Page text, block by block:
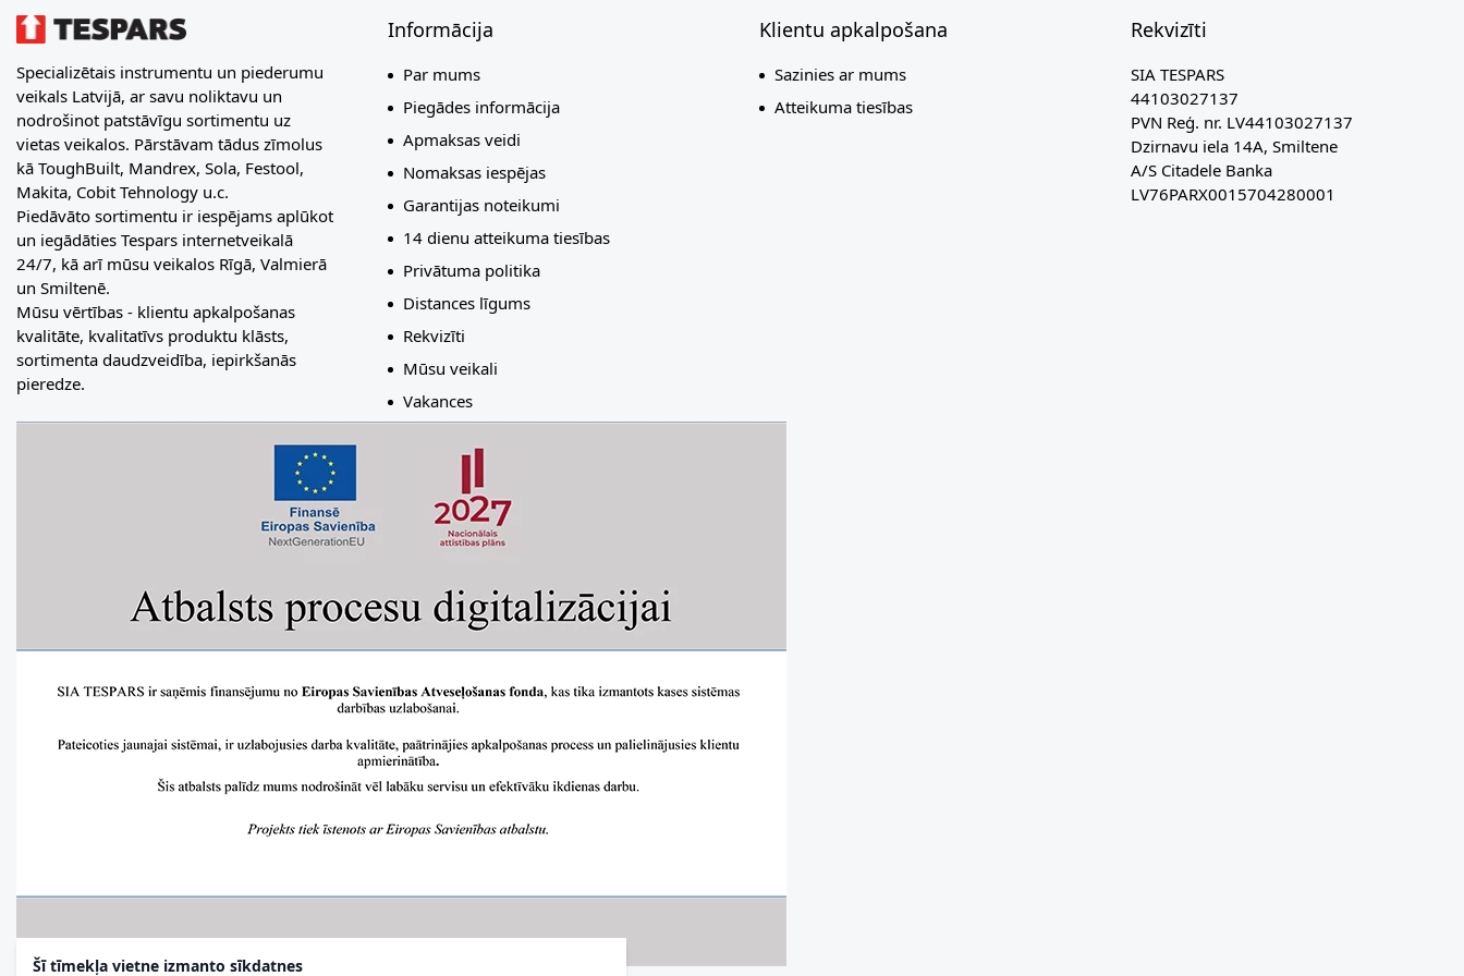
Šī tīmekļa vietne izmanto sīkdatnes
Specializētais instrumentu un piederumu
veikals Latvijā, ar savu noliktavu un
nodrošinot patstāvīgu sortimentu uz
vietas veikalos. Pārstāvam tādus zīmolus
kā ToughBuilt, Mandrex, Sola, Festool,
Makita, Cobit Tehnology u.c.
Piedāvāto sortimentu ir iespējams aplūkot
un iegādāties Tespars internetveikalā
24/7, kā arī mūsu veikalos Rīgā, Valmierā
un Smiltenē.
Mūsu vērtības - klientu apkalpošanas
kvalitāte, kvalitatīvs produktu klāsts,
sortimenta daudzveidība, iepirkšanās
pieredze.
Informācija
Par mums
Piegādes informācija
Apmaksas veidi
Nomaksas iespējas
Garantijas noteikumi
14 dienu atteikuma tiesības
Privātuma politika
Distances līgums
Rekvizīti
Mūsu veikali
Vakances
Klientu apkalpošana
Sazinies ar mums
Atteikuma tiesības
Rekvizīti
SIA TESPARS
44103027137
PVN Reģ. nr. LV44103027137
Dzirnavu iela 14A, Smiltene
A/S Citadele Banka
LV76PARX0015704280001